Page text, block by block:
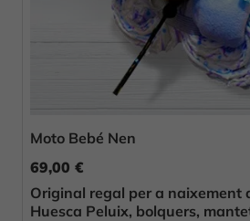
Moto Bebé Nen
69,00 €
Original regal per a naixement
Huesca Peluix, bolquers,